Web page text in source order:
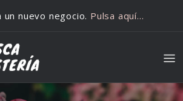
un nuevo negocio. Pulsa aquí…